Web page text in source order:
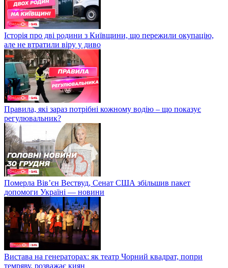
Історія про дві родини з Київщини, що пережили окупацію,
але не втратили віру у диво
Правила, які зараз потрібні кожному водію – що показує
регулювальник?
Померла Вівʼєн Вествуд, Сенат США збільшив пакет
допомоги Україні — новини
Вистава на генераторах: як театр Чорний квадрат, попри
темряву, розважає киян